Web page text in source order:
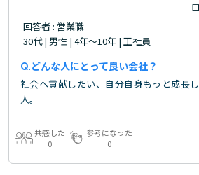
回答者 : 営業職
30代 | 男性 | 4年～10年 | 正社員
どんな人にとって良い会社？
社会へ貢献したい、自分自身もっと成長
人。
共感した
0
参考になった
0